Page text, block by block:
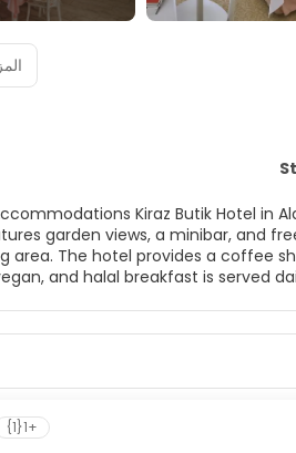
rooms with air-conditioning, balconies, and private bathrooms.
minibar, and free WiFi. Dining and Leisure Guests can enjoy a restaurant, bar,
The hotel provides a coffee shop, lounge, and
and halal breakfast is served
+1{1}